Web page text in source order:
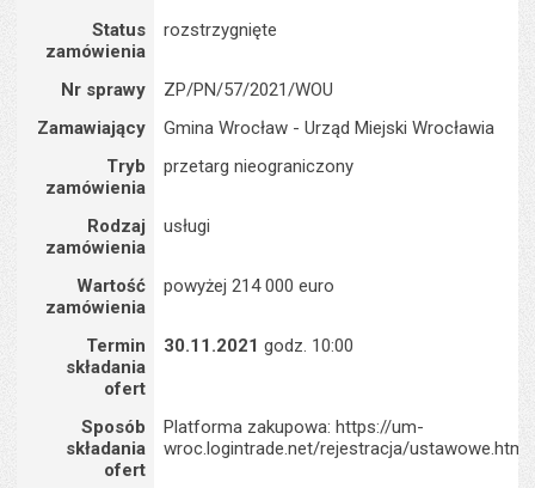
Status
zamówienia
rozstrzygnięte
Nr sprawy
ZP/PN/57/2021/WOU
Zamawiający
Gmina Wrocław - Urząd Miejski Wrocławia
Tryb
zamówienia
przetarg nieograniczony
Rodzaj
zamówienia
usługi
Wartość
zamówienia
powyżej 214 000 euro
Termin
składania
ofert
30.11.2021 godz. 10:00
Sposób
składania
ofert
Platforma zakupowa: https://um-
wroc.logintrade.net/rejestracja/ustawowe.html